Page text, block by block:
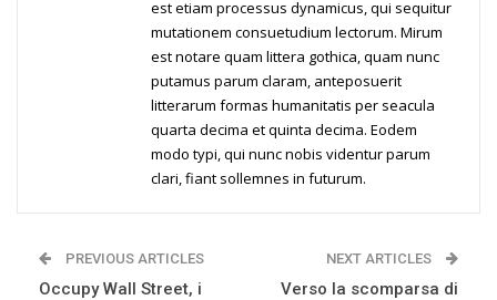
est etiam processus dynamicus, qui sequitur
mutationem consuetudium lectorum. Mirum
est notare quam littera gothica, quam nunc
putamus parum claram, anteposuerit
litterarum formas humanitatis per seacula
quarta decima et quinta decima. Eodem
modo typi, qui nunc nobis videntur parum
clari, fiant sollemnes in futurum.
PREVIOUS ARTICLES
Occupy Wall Street, i
NEXT ARTICLES
Verso la scomparsa di